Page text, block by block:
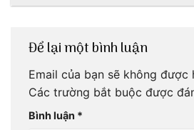
Để lại một bình luận
Email của bạn sẽ không được
Các trường bắt buộc được
Bình luận *